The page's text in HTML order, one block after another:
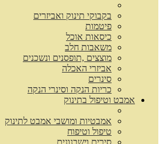
בקבוקי תינוק ואביזרים
פיטמות
כיסאות אוכל
משאבות חלב
מוצצים ,תופסנים ונשכנים
אביזרי האכלה
סינרים
כריות הנקה וסינרי הנקה
אמבט וטיפול בתינוק
אמבטיות ומושבי אמבט לתינוק
טיפול וטיפוח
סירים וישבנונים